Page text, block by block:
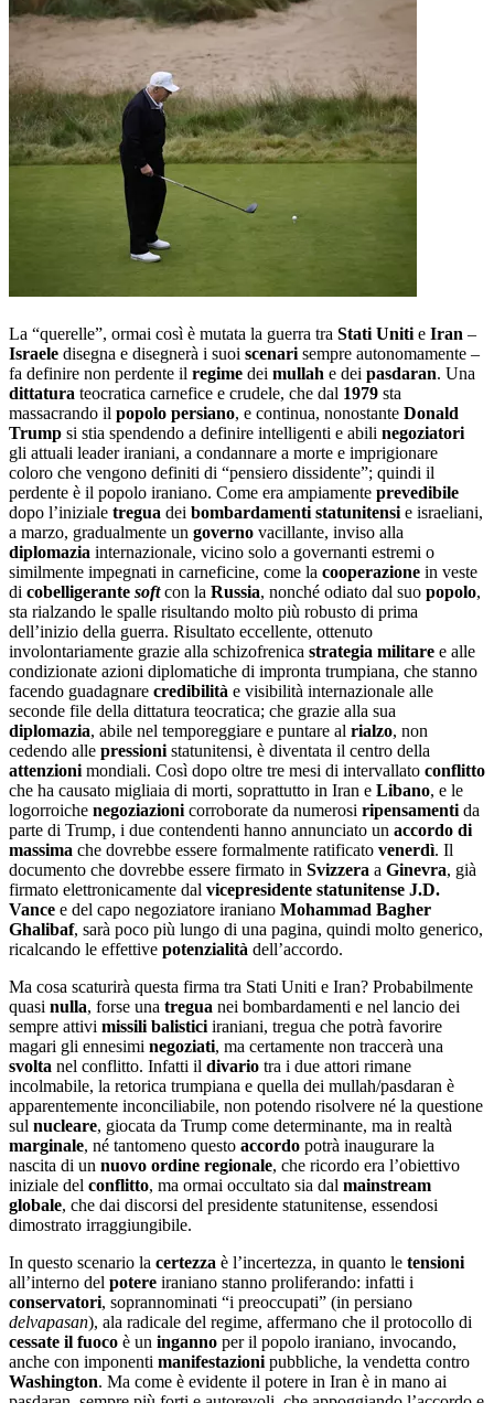
La “querelle”, ormai così è mutata la guerra tra Stati Uniti e Iran –
Israele disegna e disegnerà i suoi scenari sempre autonomamente –
fa definire non perdente il regime dei mullah e dei pasdaran. Una
dittatura teocratica carnefice e crudele, che dal 1979 sta
massacrando il popolo persiano, e continua, nonostante Donald
Trump si stia spendendo a definire intelligenti e abili negoziatori
gli attuali leader iraniani, a condannare a morte e imprigionare
coloro che vengono definiti di “pensiero dissidente”; quindi il
perdente è il popolo iraniano. Come era ampiamente prevedibile
dopo l’iniziale tregua dei bombardamenti statunitensi e israeliani,
a marzo, gradualmente un governo vacillante, inviso alla
diplomazia internazionale, vicino solo a governanti estremi o
similmente impegnati in carneficine, come la cooperazione in veste
di cobelligerante softcon la Russia, nonché odiato dal suo popolo,
sta rialzando le spalle risultando molto più robusto di prima
dell’inizio della guerra. Risultato eccellente, ottenuto
involontariamente grazie alla schizofrenica strategia militare e alle
condizionate azioni diplomatiche di impronta trumpiana, che stanno
facendo guadagnare credibilità e visibilità internazionale alle
seconde file della dittatura teocratica; che grazie alla sua
diplomazia, abile nel temporeggiare e puntare al rialzo, non
cedendo alle pressioni statunitensi, è diventata il centro della
attenzioni mondiali. Così dopo oltre tre mesi di intervallato conflitto
che ha causato migliaia di morti, soprattutto in Iran e Libano, e le
logorroiche negoziazioni corroborate da numerosi ripensamenti da
parte di Trump, i due contendenti hanno annunciato un accordo di
massima che dovrebbe essere formalmente ratificato venerdì. Il
documento che dovrebbe essere firmato in Svizzera a Ginevra, già
firmato elettronicamente dal vicepresidente statunitense J.D.
Vance e del capo negoziatore iraniano Mohammad Bagher
Ghalibaf, sarà poco più lungo di una pagina, quindi molto generico,
ricalcando le effettive potenzialità dell’accordo.
Ma cosa scaturirà questa firma tra Stati Uniti e Iran? Probabilmente
quasi nulla, forse una tregua nei bombardamenti e nel lancio dei
sempre attivi missili balistici iraniani, tregua che potrà favorire
magari gli ennesimi negoziati, ma certamente non traccerà una
svolta nel conflitto. Infatti il divario tra i due attori rimane
incolmabile, la retorica trumpiana e quella dei mullah/pasdaran è
apparentemente inconciliabile, non potendo risolvere né la questione
sul nucleare, giocata da Trump come determinante, ma in realtà
marginale, né tantomeno questo accordo potrà inaugurare la
nascita di un nuovo ordine regionale, che ricordo era l’obiettivo
iniziale del conflitto, ma ormai occultato sia dal mainstream
globale, che dai discorsi del presidente statunitense, essendosi
dimostrato irraggiungibile.
In questo scenario la certezza è l’incertezza, in quanto le tensioni
all’interno del potere iraniano stanno proliferando: infatti i
conservatori, soprannominati “i preoccupati” (in persiano
delvapasan), ala radicale del regime, affermano che il protocollo di
cessate il fuoco è un inganno per il popolo iraniano, invocando,
anche con imponenti manifestazioni pubbliche, la vendetta contro
Washington. Ma come è evidente il potere in Iran è in mano ai